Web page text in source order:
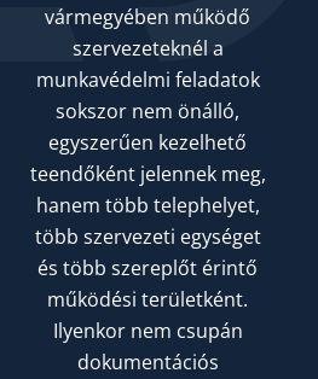
vármegyében működő
szervezeteknél a
munkavédelmi feladatok
sokszor nem önálló,
egyszerűen kezelhető
teendőként jelennek meg,
hanem több telephelyet,
több szervezeti egységet
és több szereplőt érintő
működési területként.
Ilyenkor nem csupán
dokumentációs